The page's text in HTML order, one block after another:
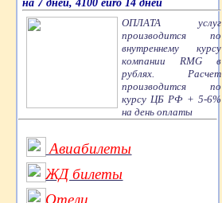
на 7 дней, 4100 euro 14 дней
ОПЛАТА услуг
производится по
внутреннему курсу
компании RMG в
рублях. Расчет
производится по
курсу ЦБ РФ + 5-6%
на день оплаты
Авиабилеты
ЖД билеты
Отели